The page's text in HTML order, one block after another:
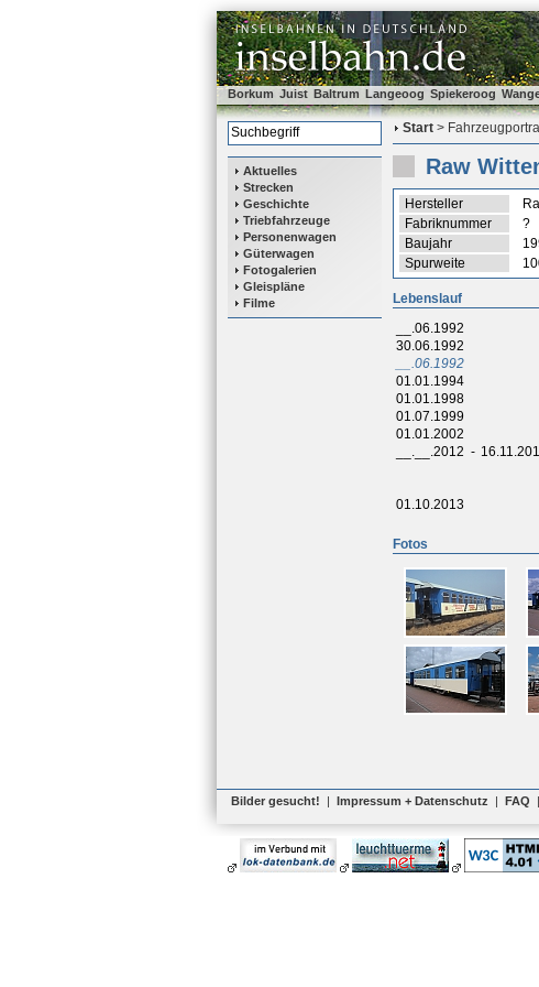
Borkum Juist Baltrum Langeoog Spiekeroog
Aktuelles
Strecken
Geschichte
Triebfahrzeuge
Personenwagen
Güterwagen
Fotogalerien
Gleispläne
Filme
Start >
Raw
Hersteller
Fabriknummer
?
Baujahr
Spurweite
Lebenslauf
__.06.1992
30.06.1992
__.06.1992
01.01.1994
01.01.1998
01.07.1999
01.01.2002
__.__.2012 -
01.10.2013
Fotos
Bilder gesucht! | Impressum + Datenschutz | FAQ |